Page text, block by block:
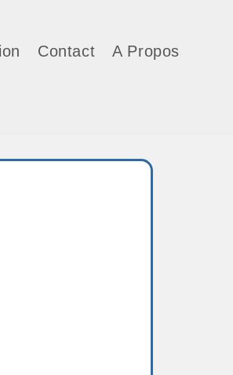
Contact A Propos